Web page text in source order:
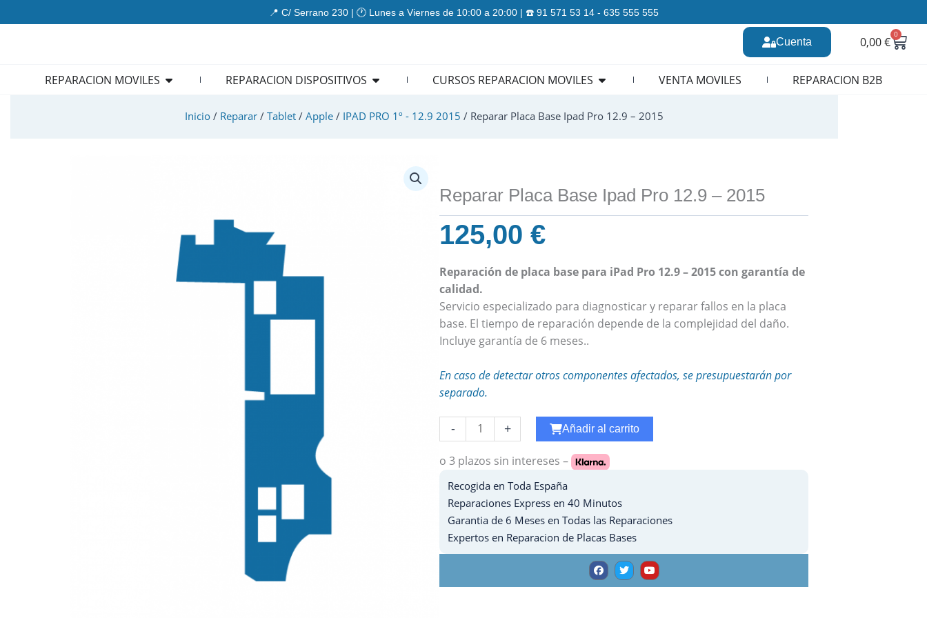
al
📍 C/ Serrano 230 | 🕐 Lunes a Viernes de 10:00 a 20:00 | ☎️ 91 571 53 14 - 635 555 555
Cuenta 0,00€
0
REPARACION MOVILES Open REPARACION MOVILES
REPARACION DISPOSITIVOS Open REPARACION DISPOSITIVOS
CURSOS REPARACION MOVILES Open CURSOS REPARACION MOVILES
VENTA MOVILES REPARACION B2B
Inicio / Reparar / Tablet / Apple / IPAD PRO 1º - 12.9 2015 / Reparar Placa Base Ipad Pro 12.9 – 2015
Reparar Placa Base Ipad Pro 12.9 – 2015
125,00 €
Reparación de placa base para iPad Pro 12.9 – 2015 con garantía de
calidad.
Servicio especializado para diagnosticar y reparar fallos en la placa
base. El tiempo de reparación depende de la complejidad del daño.
Incluye garantía de 6 meses..
En caso de detectar otros componentes afectados, se presupuestarán por
separado.
-
Reparar
WiFi
Ipad
2019
cantidad
+ Añadir al carrito
o 3 plazos sin intereses –
Recogida en Toda España
Reparaciones Express en 40 Minutos
Garantia de 6 Meses en Todas las Reparaciones
Expertos en Reparacion de Placas Bases
F
a
c
e
T
w
i
t
Y
o
u
t